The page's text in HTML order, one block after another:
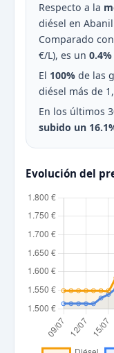
Respecto a la
diésel en
Comparado
€/L), es un
El 100% de las
diésel más de
En los últimos
subido un
Evolución del